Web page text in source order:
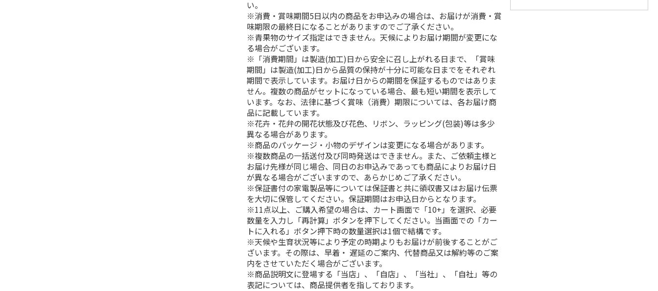
い。
※消費・賞味期間5日以内の商品をお申込みの場合は、お届けが消費・賞
味期限の最終日になることがありますのでご了承ください。
※青果物のサイズ指定はできません。天候によりお届け期間が変更にな
る場合がございます。
※「消費期間」は製造(加工)日から安全に召し上がれる日まで、「賞味
期間」は製造(加工)日から品質の保持が十分に可能な日までをそれぞれ
期間で表示しています。お届け日からの期間を保証するものではありま
せん。複数の商品がセットになっている場合、最も短い期間を表示して
います。なお、法律に基づく賞味（消費）期限については、各お届け商
品に記載しています。
※花卉・花弁の開花状態及び花色、リボン、ラッピング(包装)等は多少
異なる場合があります。
※商品のパッケージ・小物のデザインは変更になる場合があります。
※複数商品の一括送付及び同時発送はできません。また、ご依頼主様と
お届け先様が同じ場合、同日のお申込みであっても商品によりお届け日
が異なる場合がございますので、あらかじめご了承ください。
※保証書付の家電製品等については保証書と共に領収書又はお届け伝票
を大切に保管してください。保証期間はお申込日からとなります。
※11点以上、ご購入希望の場合は、カート画面で「10+」を選択、必要
数量を入力し「再計算」ボタンを押下してください。当画面での「カー
トに入れる」ボタン押下時の数量選択は1個で結構です。
※天候や生育状況等により予定の時期よりもお届けが前後することがご
ざいます。その際は、早着・ 遅延のご案内、代替商品又は解約等のご案
内をさせていただく場合がございます。
※商品説明文に登場する「当店」、「自店」、「当社」、「自社」等の
表記については、商品提供者を指しております。